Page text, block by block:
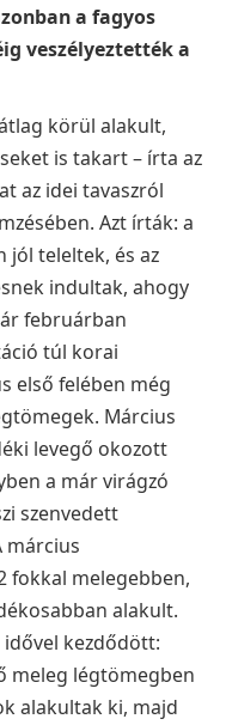
a fagyos
veszélyeztették a
körül alakult,
is takart – írta az
az idei tavaszról
Azt írták: a
jól teleltek, és az
indultak, ahogy
februárban
túl korai
első felében még
Március
levegő okozott
a már virágzó
szenvedett
március
fokkal melegebben,
alakult.
idővel kezdődött:
meleg légtömegben
alakultak ki, majd